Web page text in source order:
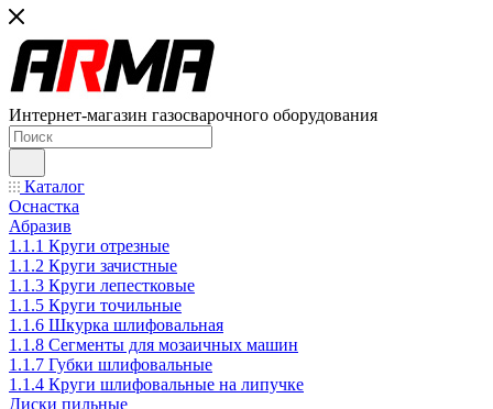
Интернет-магазин газосварочного оборудования
Каталог
Оснастка
Абразив
1.1.1 Круги отрезные
1.1.2 Круги зачистные
1.1.3 Круги лепестковые
1.1.5 Круги точильные
1.1.6 Шкурка шлифовальная
1.1.8 Сегменты для мозаичных машин
1.1.7 Губки шлифовальные
1.1.4 Круги шлифовальные на липучке
Диски пильные